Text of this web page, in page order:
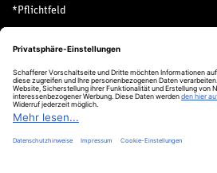
* Pflichtfeld
Hotline
0800 20 70 300 (D)
Kostenlos aus dem deutschen Festnetz
24 Stunden / 365 Tage im Jahr